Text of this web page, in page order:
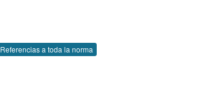
Referencias a toda la norma